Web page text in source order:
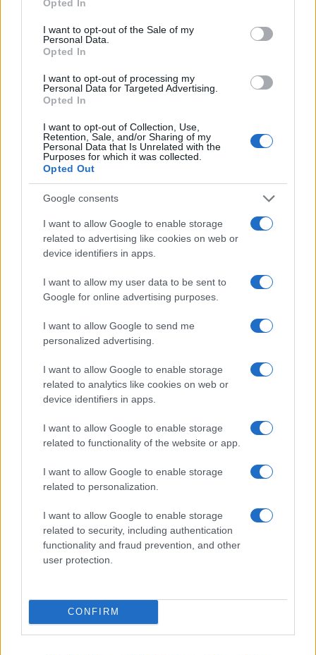
use your data for below specified purposes in below Google
consent section.
Opted In
I want to opt-out of the Sale of my
Personal Data.
Opted In
I want to opt-out of processing my
Personal Data for Targeted Advertising.
Opted In
I want to opt-out of Collection, Use,
Retention, Sale, and/or Sharing of my
Personal Data that Is Unrelated with the
Purposes for which it was collected.
Opted Out
Google consents
I want to allow Google to enable storage
related to advertising like cookies on web or
device identifiers in apps.
I want to allow my user data to be sent to
Google for online advertising purposes.
I want to allow Google to send me
personalized advertising.
I want to allow Google to enable storage
related to analytics like cookies on web or
device identifiers in apps.
I want to allow Google to enable storage
related to functionality of the website or app.
I want to allow Google to enable storage
related to personalization.
I want to allow Google to enable storage
related to security, including authentication
functionality and fraud prevention, and other
user protection.
CONFIRM
της Ζωής μας
το ελληνικό καλοκαίρι και ένας
πολιτισμός που μας ενώνει κάθε μέρα.
ΟΣΑ ΧΡΕΙΑΖΕΣΑΙ
ΓΙΑ ΤΟ ΚΑΛΟΚΑΙΡΙ ΣΟΥ →